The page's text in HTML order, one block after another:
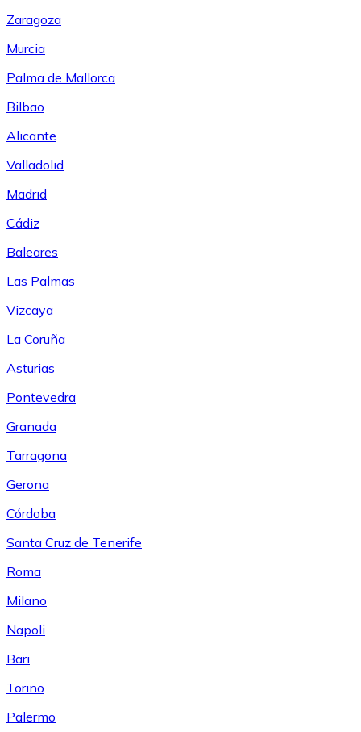
Zaragoza
Murcia
Palma de Mallorca
Bilbao
Alicante
Valladolid
Madrid
Cádiz
Baleares
Las Palmas
Vizcaya
La Coruña
Asturias
Pontevedra
Granada
Tarragona
Gerona
Córdoba
Santa Cruz de Tenerife
Roma
Milano
Napoli
Bari
Torino
Palermo